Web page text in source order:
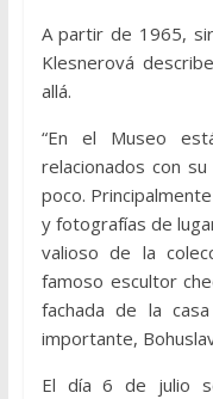
A partir de 1965,
Klesnerová
allá.
“En el Museo
relacionados con
poco.
y fotografías de
valioso de la
famoso escultor
fachada de la
importante, Bohuslav
El día 6 de julio